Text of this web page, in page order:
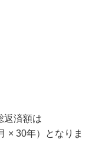
返済額は
× 30年）となりま